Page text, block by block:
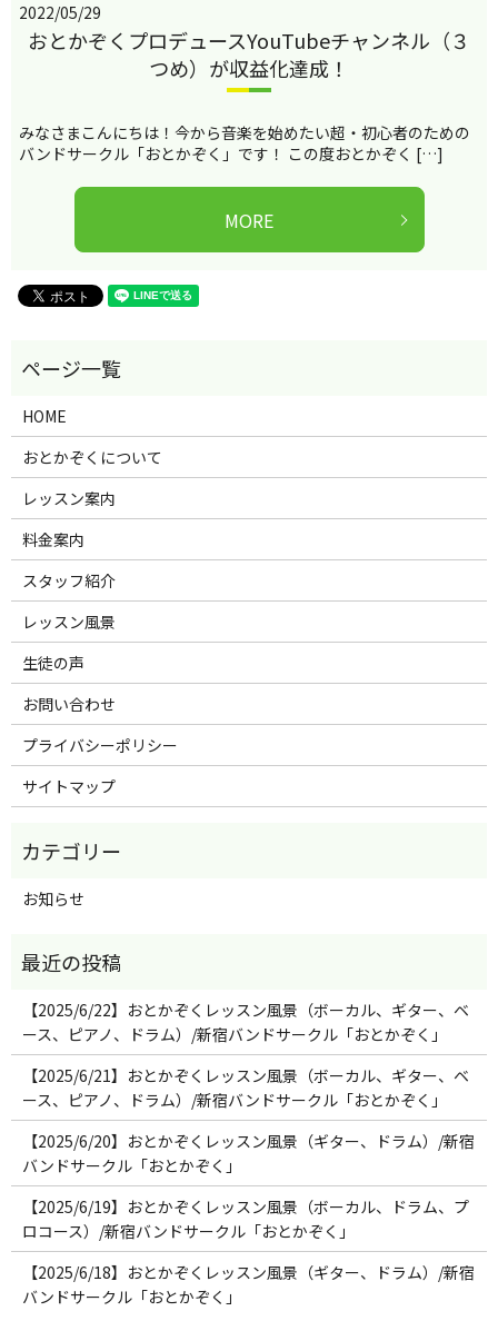
2022/05/29
おとかぞくプロデュースYouTubeチャンネル（３
つめ）が収益化達成！
みなさまこんにちは！今から音楽を始めたい超・初心者のための
バンドサークル「おとかぞく」です！ この度おとかぞく […]
MORE
HOME
おとかぞくについて
レッスン案内
料金案内
スタッフ紹介
レッスン風景
生徒の声
お問い合わせ
プライバシーポリシー
サイトマップ
お知らせ
【2025/6/22】おとかぞくレッスン風景（ボーカル、ギター、ベ
ース、ピアノ、ドラム）/新宿バンドサークル「おとかぞく」
【2025/6/21】おとかぞくレッスン風景（ボーカル、ギター、ベ
ース、ピアノ、ドラム）/新宿バンドサークル「おとかぞく」
【2025/6/20】おとかぞくレッスン風景（ギター、ドラム）/新宿
バンドサークル「おとかぞく」
【2025/6/19】おとかぞくレッスン風景（ボーカル、ドラム、プ
ロコース）/新宿バンドサークル「おとかぞく」
【2025/6/18】おとかぞくレッスン風景（ギター、ドラム）/新宿
バンドサークル「おとかぞく」